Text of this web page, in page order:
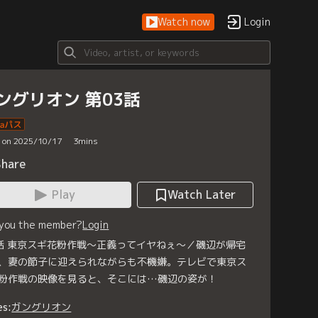
Watch now Login
グリオン 第03話
on 2025/10/17 3mins
Play
Watch Later
the member?Login
東京スギ花粉作戦～正義ってイヤねぇ～／磯辺が帰宅
妻の節子に迎えられながらも不機嫌。テレビで東京ス
作戦の映像を見ると、そこには…磯辺の姿が！
ガングリオン